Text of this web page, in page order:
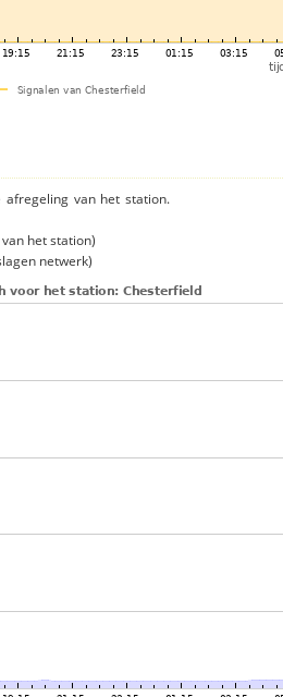
afregeling van het station.
het station)
netwerk)